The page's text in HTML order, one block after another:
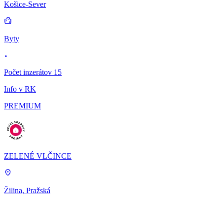
Košice-Sever
Byty
Počet inzerátov 15
Info v RK
PREMIUM
ZELENÉ VLČINCE
Žilina, Pražská